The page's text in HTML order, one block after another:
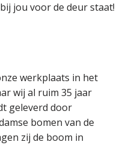
jou voor de deur staat!
werkplaats in het
wij al ruim 35 jaar
geleverd door
bomen van de
zij de boom in